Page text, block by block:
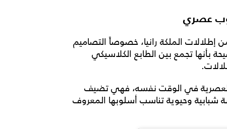
عصري
إطلالات الملكة رانيا، خصوصاً التصاميم
بأنها تجمع بين الطابع الكلاسيكي
والعصرية في الوقت نفسه، فهي تضيف
شبابية وحيوية تناسب أسلوبها المعروف